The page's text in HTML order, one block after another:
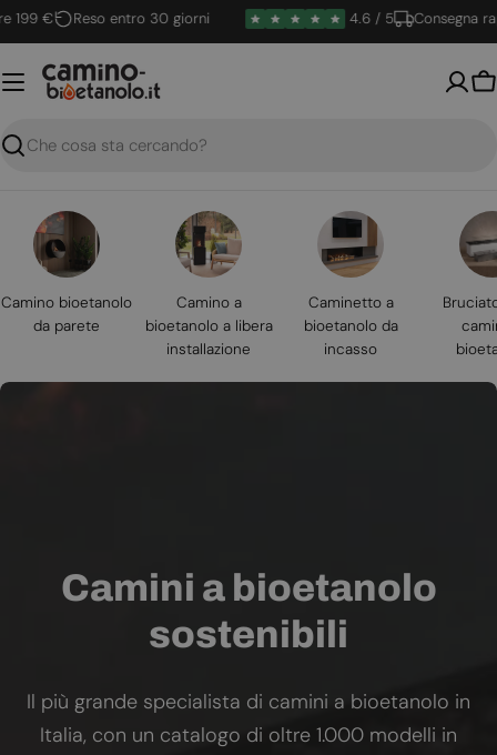
Vai
al
contenuto
€ Reso entro 30 giorni 4.6 / 5 Consegna rapida
Ricerca
Camino bioetanolo
da parete
Camino a
bioetanolo a libera
installazione
Caminetto a
bioetanolo da
incasso
Camini a bioetanolo
sostenibili
Il più grande specialista di camini a bioetanolo in
Italia, con un catalogo di oltre 1.000 modelli in